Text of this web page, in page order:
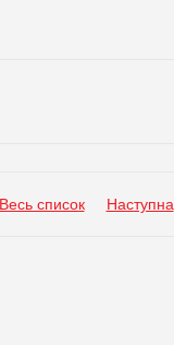
Весь список Наступна